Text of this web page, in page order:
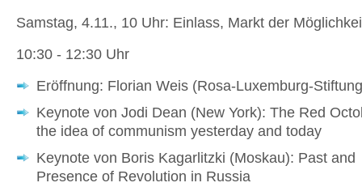
Samstag, 4.11., 10 Uhr: Einlass, Markt der
10:30 - 12:30 Uhr
Eröffnung: Florian Weis (Rosa-Luxemburg-
Keynote von Jodi Dean (New York): The Red
the idea of communism yesterday and today
Keynote von Boris Kagarlitzki (Moskau): Past and
Presence of Revolution in Russia